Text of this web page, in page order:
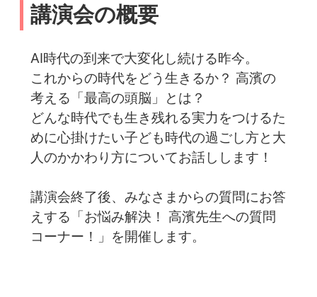
講演会の概要
AI時代の到来で大変化し続ける昨今。
これからの時代をどう生きるか？ 高濱の
考える「最高の頭脳」とは？
どんな時代でも生き残れる実力をつけるた
めに心掛けたい子ども時代の過ごし方と大
人のかかわり方についてお話しします！
講演会終了後、みなさまからの質問にお答
えする「お悩み解決！ 高濱先生への質問
コーナー！」を開催します。